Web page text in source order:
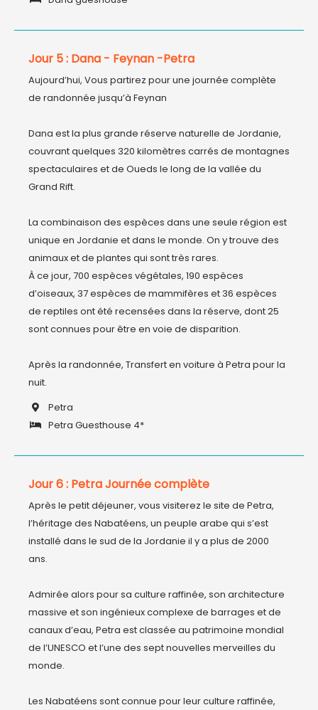
Jour 5 : Dana - Feynan -Petra
Aujourd’hui, Vous partirez pour une journée complète
de randonnée jusqu’à Feynan
Dana est la plus grande réserve naturelle de Jordanie,
couvrant quelques 320 kilomètres carrés de montagnes
spectaculaires et de Oueds le long de la vallée du
Grand Rift.
La combinaison des espèces dans une seule région est
unique en Jordanie et dans le monde. On y trouve des
animaux et de plantes qui sont très rares.
À ce jour, 700 espèces végétales, 190 espèces
d’oiseaux, 37 espèces de mammifères et 36 espèces
de reptiles ont été recensées dans la réserve, dont 25
sont connues pour être en voie de disparition.
Après la randonnée, Transfert en voiture à Petra pour la
Petra
Petra Guesthouse 4*
Jour 6 : Petra Journée complète
Après le petit déjeuner, vous visiterez le site de Petra,
l’héritage des Nabatéens, un peuple arabe qui s’est
installé dans le sud de la Jordanie il y a plus de 2000
ans.
Admirée alors pour sa culture raffinée, son architecture
massive et son ingénieux complexe de barrages et de
canaux d’eau, Petra est classée au patrimoine mondial
de l’UNESCO et l’une des sept nouvelles merveilles du
monde.
Les Nabatéens sont connue pour leur culture raffinée,